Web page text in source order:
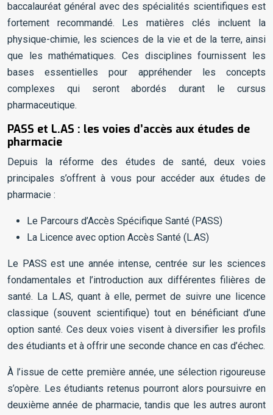
baccalauréat général avec des spécialités scientifiques est
fortement recommandé. Les matières clés incluent la
physique-chimie, les sciences de la vie et de la terre, ainsi
que les mathématiques. Ces disciplines fournissent les
bases essentielles pour appréhender les concepts
complexes qui seront abordés durant le cursus
pharmaceutique.
PASS et L.AS : les voies d’accès aux études de
pharmacie
Depuis la réforme des études de santé, deux voies
principales s’offrent à vous pour accéder aux études de
pharmacie :
Le Parcours d’Accès Spécifique Santé (PASS)
La Licence avec option Accès Santé (L.AS)
Le PASS est une année intense, centrée sur les sciences
fondamentales et l’introduction aux différentes filières de
santé. La L.AS, quant à elle, permet de suivre une licence
classique (souvent scientifique) tout en bénéficiant d’une
option santé. Ces deux voies visent à diversifier les profils
des étudiants et à offrir une seconde chance en cas d’échec.
À l’issue de cette première année, une sélection rigoureuse
s’opère. Les étudiants retenus pourront alors poursuivre en
deuxième année de pharmacie, tandis que les autres auront